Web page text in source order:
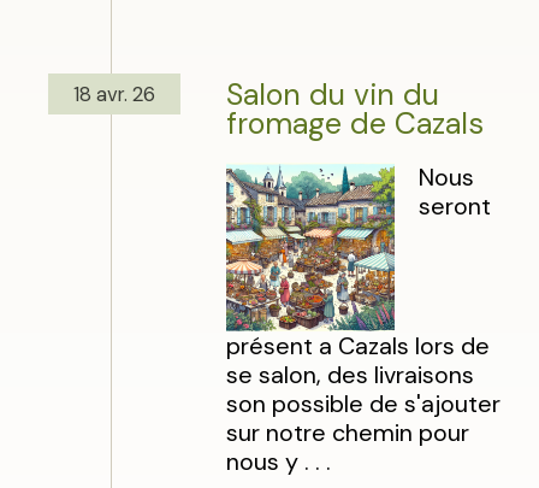
18 avr. 26 Salon du vin du
fromage de Cazals
Nous
seront
présent a Cazals lors de
se salon, des livraisons
son possible de s'ajouter
sur notre chemin pour
nous y . . .